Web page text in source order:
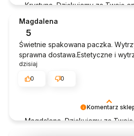
Krystyna, Dziękujemy za Twoją
doświadczeniem. Jesteśmy
takich klientów. Z pozdrowieniami,
Komentarz
Magdalena, Dziękujemy za
Magdalena
5
Świetnie spakowana paczka.
sprawna dostawa.Estetyczne i
dzisiaj
0
0